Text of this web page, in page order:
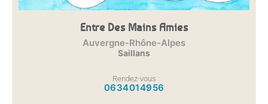
Entre Des Mains Amies
Auvergne-Rhône-Alpes
Saillans
Rendez-vous
0634014956